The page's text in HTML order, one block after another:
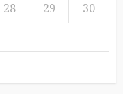
28 29
30